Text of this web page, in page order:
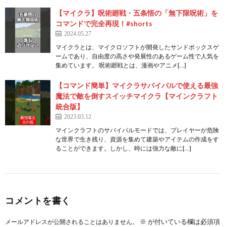
【マイクラ】呪術廻戦・五条悟の「無下限呪術」を
コマンドで完全再現！#shorts
2024.05.27
マイクラとは、マイクロソフトが開発したサンドボックスゲ
ームであり、自由度の高さや発展性のあるゲーム性で人気を
集めています。 呪術廻戦とは、漫画やアニメ[…]
【コマンド簡単】マイクラサバイバルで使える最強
魔法で敵を倒すスイッチマイクラ【マインクラフト
統合版】
2023.03.12
マインクラフトのサバイバルモードでは、プレイヤーが危険
な世界で生き残り、資源を集めて建築やアイテムの作成をす
ることができます。しかし、時には強力な敵に[…]
コメントを書く
メールアドレスが公開されることはありません。 ※ が付いている欄は必須項